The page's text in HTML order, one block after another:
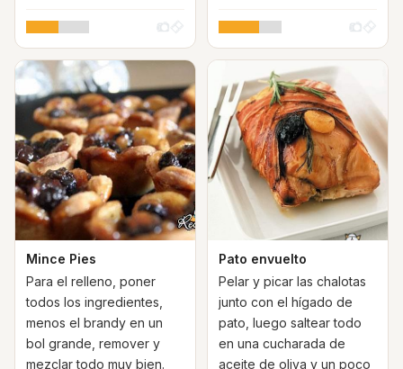
Mince Pies
Para el relleno, poner
todos los ingredientes,
menos el brandy en un
bol grande, remover y
mezclar todo muy bien.
Pato envuelto
Pelar y picar las chalotas
junto con el hígado de
pato, luego saltear todo
en una cucharada de
aceite de oliva y un poco